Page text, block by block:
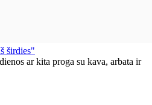
širdies"
ar kita proga su kava, arbata ir